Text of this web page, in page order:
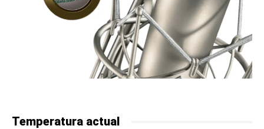
Temperatura actual